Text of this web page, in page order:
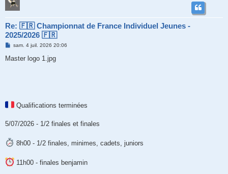
Re: 🇫🇷 Championnat de France Individuel Jeunes -
2025/2026 🇫🇷
M
s
sam. 4 juil. 2026 20:06
Master logo 1.jpg
Qualifications terminées
5/07/2026 - 1/2 finales et finales
8h00 - 1/2 finales, minimes, cadets, juniors
11h00 - finales benjamin